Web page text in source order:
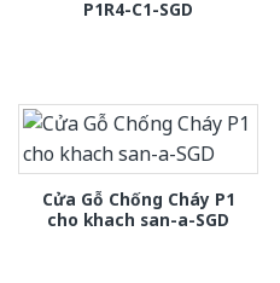
P1R4-C1-SGD
Cửa Gỗ Chống Cháy P1
cho khach san-a-SGD